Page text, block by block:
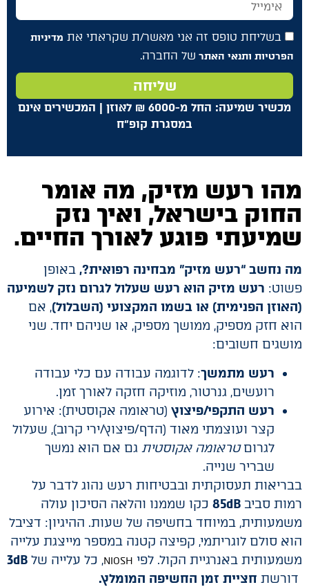
בשליחת טופס זה אני מאשר/ת שקראתי את מדיניות
הפרטיות ותנאי האתר של החברה.
שליחה
מכשיר שמיעה: החל מ-6000 ₪ לאוזן | המכשירים אינם
במסגרת קופ"ח
מהו רעש מזיק, מה אומר
החוק בישראל, ואיך נזק
שמיעתי פוגע לאורך החיים.
מה נחשב “רעש מזיק” מבחינה רפואית?
, באופן
פשוט: רעש מזיק הוא רעש שעלול לגרום נזק לשמיעה
(האוזן הפנימית) או בשמו המקצועי (השבלול), אם
הוא חזק מספיק, ממושך מספיק, או שניהם יחד. שני
מושגים חשובים:
רעש מתמשך: לדוגמה עבודה עם כלי עבודה
רועשים, גנרטור, מוזיקה חזקה לאורך זמן.
רעש התקפי/פיצוץ (טראומה אקוסטית): אירוע
קצר ועוצמתי מאוד (הדף/פיצוץ/ירי קרוב), שעלול
לגרוםטראומה אקוסטית גם אם הוא נמשך
שבריר שנייה.
בבריאות תעסוקתית ובבטיחות רעש נהוג לדבר על
רמות סביב 85dB כקו שממנו והלאה הסיכון עולה
משמעותית, במיוחד בחשיפה של שעות. ההיגיון: דציבל
הוא סולם לוגריתמי, קפיצה קטנה במספר מייצגת עלייה
משמעותית באנרגיית הקול. לפי NIOSH, כל עלייה של 3dB
דורשת חציית זמן החשיפה המומלץ.